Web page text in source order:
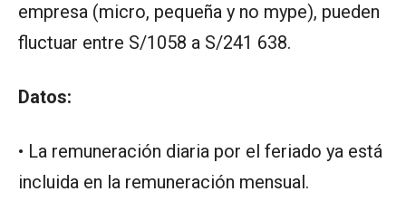
empresa (micro, pequeña y no mype), pueden
fluctuar entre S/1058 a S/241 638.
Datos:
• La remuneración diaria por el feriado ya está
incluida en la remuneración mensual.